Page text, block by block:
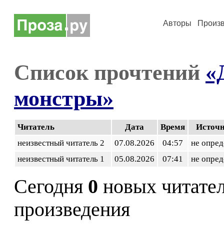
Авторы
Список прочтений
монстры»
Читатель Дата Время
неизвестный читатель 2
07.08.2026 04:57
не
неизвестный читатель 1
05.08.2026 07:41 не
Сегодня 0 новых
произведения